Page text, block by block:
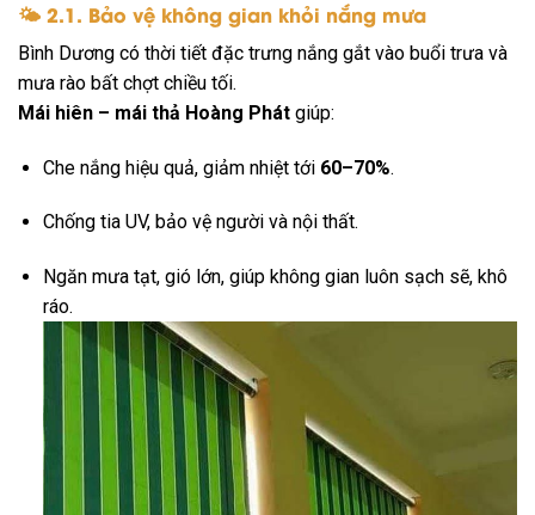
🌤 2.1. Bảo vệ không gian khỏi nắng mưa
Bình Dương có thời tiết đặc trưng nắng gắt vào buổi trưa và
mưa rào bất chợt chiều tối.
Mái hiên – mái thả Hoàng Phát giúp:
Che nắng hiệu quả, giảm nhiệt tới 60–70%.
Chống tia UV, bảo vệ người và nội thất.
Ngăn mưa tạt, gió lớn, giúp không gian luôn sạch sẽ, khô
ráo.